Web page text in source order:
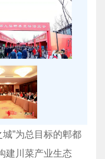
”为总目标的郫都
建川菜产业生态